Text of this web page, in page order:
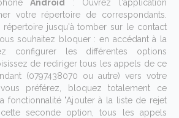
Android
: Ouvrez l'application
votre répertoire de correspondants.
répertoire jusqu'à tomber sur le contact
souhaitez bloquer : en accédant à la
configurer les différentes options
de rediriger tous les appels de ce
(0797438070 ou autre) vers votre
préférez, bloquez totalement ce
fonctionnalité "Ajouter à la liste de rejet
cette seconde option, tous les appels